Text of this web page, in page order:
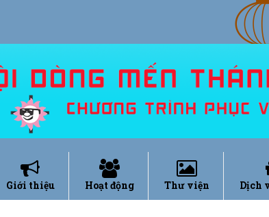
Giới thiệu Hoạt động Thư viện Dịch